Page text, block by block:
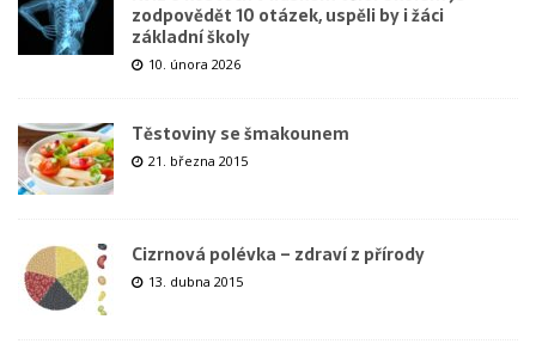
zodpovědět 10 otázek, uspěli by i žáci
základní školy
10. února 2026
Těstoviny se šmakounem
21. března 2015
Cizrnová polévka – zdraví z přírody
13. dubna 2015